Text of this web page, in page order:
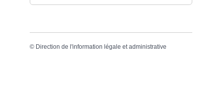
© Direction de l'information légale et administrative